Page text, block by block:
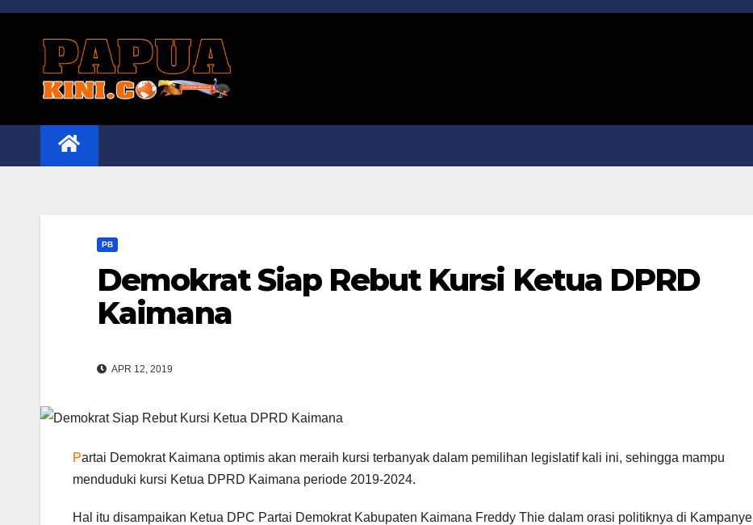
Skip
PB
Demokrat Siap Rebut Kursi Ketua DPRD
Kaimana
APR 12, 2019
Partai Demokrat Kaimana optimis akan meraih kursi terbanyak dalam pemilihan legislatif kali ini, sehingga mampu
menduduki kursi Ketua DPRD Kaimana periode 2019-2024.
Hal itu disampaikan Ketua DPC Partai Demokrat Kabupaten Kaimana Freddy Thie dalam orasi politiknya di Kampanye